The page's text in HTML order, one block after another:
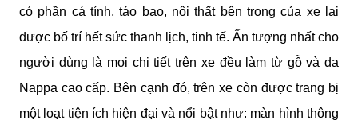
có phần cá tính, táo bạo, nội thất bên trong của xe lại
được bố trí hết sức thanh lịch, tinh tế. Ấn tượng nhất cho
người dùng là mọi chi tiết trên xe đều làm từ gỗ và da
Nappa cao cấp. Bên cạnh đó, trên xe còn được trang bị
một loạt tiện ích hiện đại và nổi bật như: màn hình thông